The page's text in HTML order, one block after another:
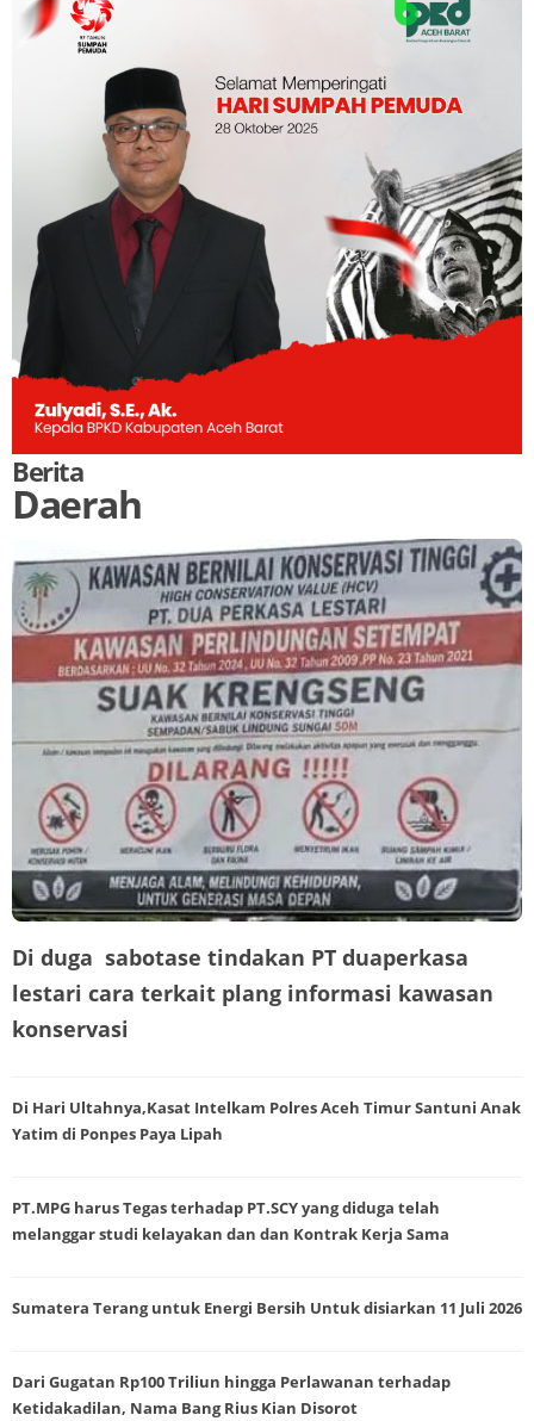
Berita
Daerah
Di duga sabotase tindakan PT duaperkasa
lestari cara terkait plang informasi kawasan
konservasi
Di Hari Ultahnya,Kasat Intelkam Polres Aceh Timur Santuni Anak
Yatim di Ponpes Paya Lipah
PT.MPG harus Tegas terhadap PT.SCY yang diduga telah
melanggar studi kelayakan dan dan Kontrak Kerja Sama
Sumatera Terang untuk Energi Bersih Untuk disiarkan 11 Juli 2026
Dari Gugatan Rp100 Triliun hingga Perlawanan terhadap
Ketidakadilan, Nama Bang Rius Kian Disorot